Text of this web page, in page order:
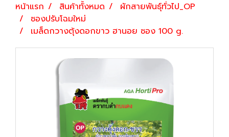
หน้าแรก สินค้าทั้งหมด
ผักสายพันธุ์ทั่วไป_OP
ซองปรับโฉมใหม่
เมล็ดกวางตุ้งดอกขาว ฮานอย ซอง 100 g.